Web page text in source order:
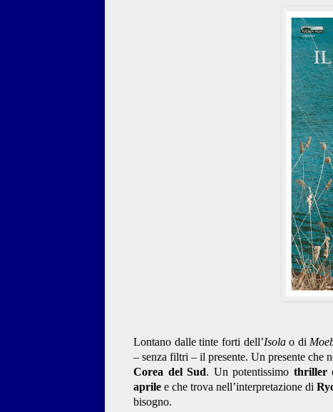
Lontano dalle tinte forti dell’Isolao di
– senza filtri – il presente. Un presente che
Corea del Sud. Un potentissimo thriller
aprile e che trova nell’interpretazione di
bisogno.